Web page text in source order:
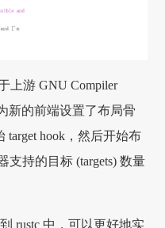
上游 GNU Compiler
新的前端设置了布局骨
target hook，然后开始布
支持的目标 (targets) 数量
rustc 中，可以更好地实